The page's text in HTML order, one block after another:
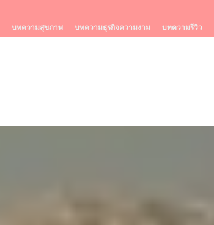
บทความสุขภาพ บทความธุรกิจความงาม บทความรีวิว